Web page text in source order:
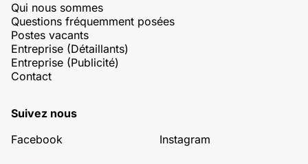
Qui nous sommes
Questions fréquemment posées
Postes vacants
Entreprise (Détaillants)
Entreprise (Publicité)
Contact
Suivez nous
Facebook
Instagram